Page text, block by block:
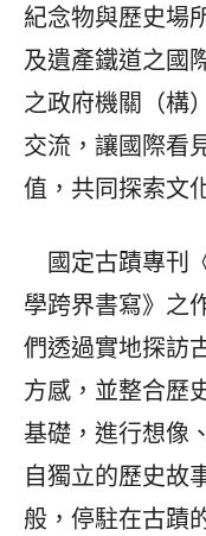
紀念物與歷史場
及遺產鐵道之國
之政府機關（構
交流，讓國際看
值，共同探索文
國定古蹟專刊
學跨界書寫》之
們透過實地探訪
方感，並整合歷
基礎，進行想像
自獨立的歷史故
般，停駐在古蹟